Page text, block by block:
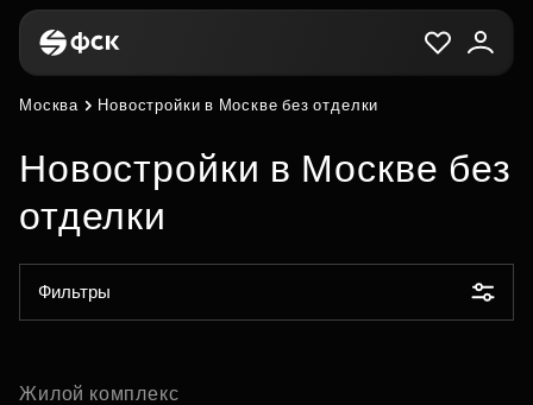
Москва Новостройки в Москве без отделки
Новостройки в Москве без
отделки
Фильтры
Жилой комплекс